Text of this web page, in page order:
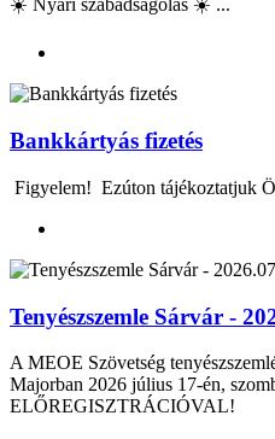
☀️ Nyári szabadságolás ☀️ ...
Bankkártyás fizetés
Figyelem! Ezúton tájékoztatjuk
Tenyészszemle Sárvár -
A MEOE Szövetség
Majorban 2026 július 17-én,
ELŐREGISZTRÁCIÓVAL!